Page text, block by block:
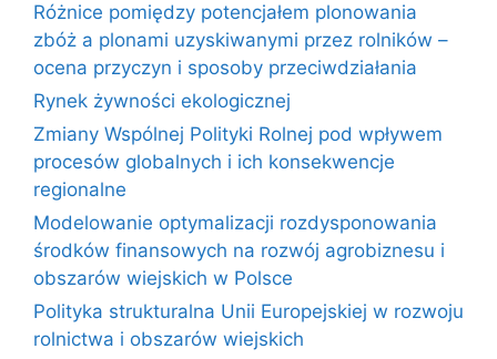
Różnice pomiędzy potencjałem plonowania
zbóż a plonami uzyskiwanymi przez rolników –
ocena przyczyn i sposoby przeciwdziałania
Rynek żywności ekologicznej
Zmiany Wspólnej Polityki Rolnej pod wpływem
procesów globalnych i ich konsekwencje
regionalne
Modelowanie optymalizacji rozdysponowania
środków finansowych na rozwój agrobiznesu i
obszarów wiejskich w Polsce
Polityka strukturalna Unii Europejskiej w rozwoju
rolnictwa i obszarów wiejskich